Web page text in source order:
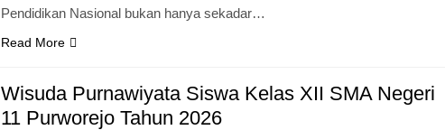
Pendidikan Nasional bukan hanya sekadar…
Read More
Wisuda Purnawiyata Siswa Kelas XII SMA Negeri
11 Purworejo Tahun 2026